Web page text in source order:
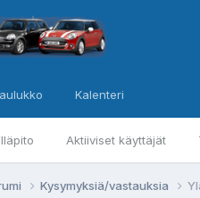
Aktiiviset käyttäjät
Kalenteri
Kysymyksiä/vastauksia